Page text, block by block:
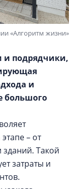
«Алгоритм жизни»
и подрядчики,
и
большого
– от
зданий. Такой
затраты и